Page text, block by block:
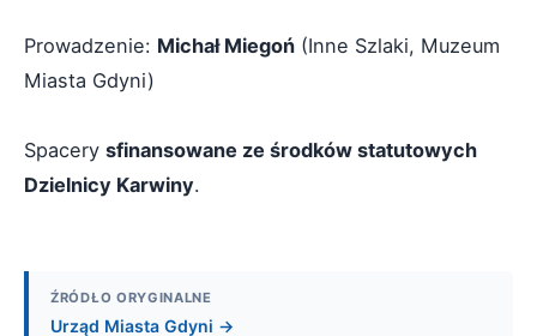
Prowadzenie: Michał Miegoń (Inne Szlaki, Muzeum
Miasta Gdyni)
Spacery sfinansowane ze środków statutowych
Dzielnicy Karwiny.
ŹRÓDŁO ORYGINALNE
Urząd Miasta Gdyni →